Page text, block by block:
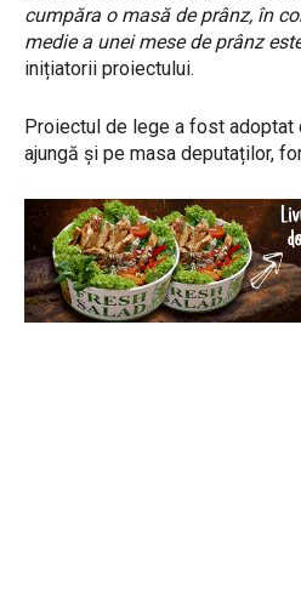
cumpăra o masă de prânz, în
medie a unei mese de prânz
inițiatorii proiectului.
Proiectul de lege a fost adoptat
ajungă și pe masa deputaților,